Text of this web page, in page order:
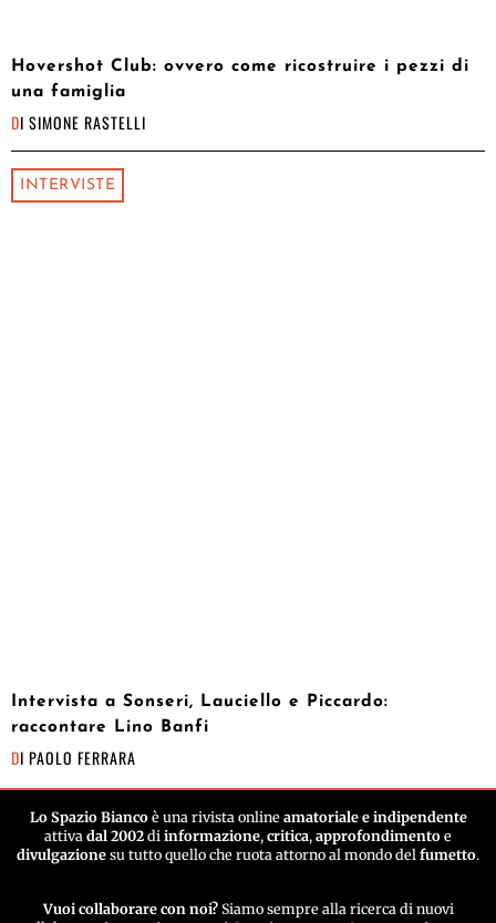
Hovershot Club: ovvero come ricostruire i pezzi di
una famiglia
DI SIMONE RASTELLI
INTERVISTE
Intervista a Sonseri, Lauciello e Piccardo:
raccontare Lino Banfi
DI PAOLO FERRARA
Lo Spazio Biancoè una rivista online amatoriale e indipendente
attiva dal 2002 di informazione, critica, approfondimento e
divulgazione su tutto quello che ruota attorno al mondo del fumetto.
Vuoi collaborare con noi? Siamo sempre alla ricerca di nuovi